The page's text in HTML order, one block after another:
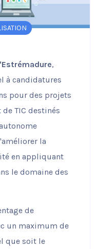
,
à candidatures
pour des projets
TIC destinés
la
en appliquant
le domaine des
de
un maximum de
que soit le